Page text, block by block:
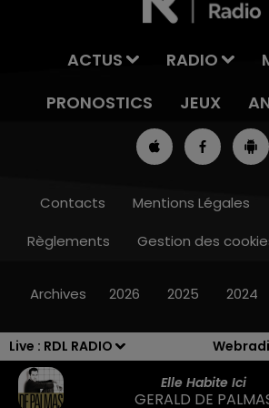
Live : RDL RADIO
Elle Habite Ici
GERALD DE
13h00 - 16h00
ACTUS RADIO
PRONOSTICS
JEUX
Contacts Mentions Légales
Règlements
Gestion des
Archives 2026 2025 2024